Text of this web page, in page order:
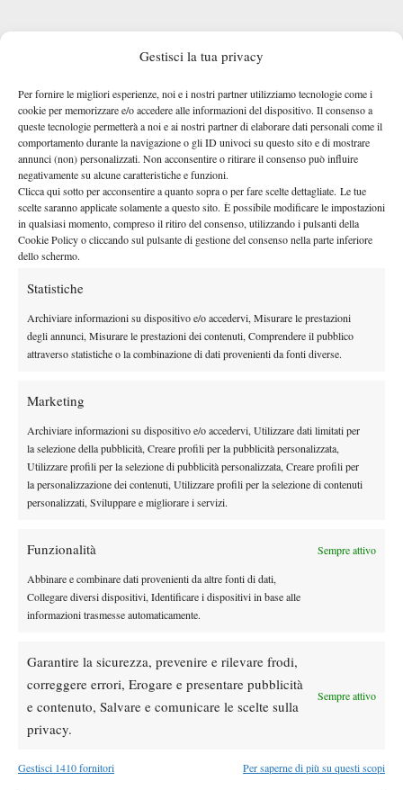
Gestisci la tua privacy
Per fornire le migliori esperienze, noi e i nostri partner utilizziamo tecnologie come i
cookie per memorizzare e/o accedere alle informazioni del dispositivo. Il consenso a
queste tecnologie permetterà a noi e ai nostri partner di elaborare dati personali come il
comportamento durante la navigazione o gli ID univoci su questo sito e di mostrare
annunci (non) personalizzati. Non acconsentire o ritirare il consenso può influire
negativamente su alcune caratteristiche e funzioni.
Clicca qui sotto per acconsentire a quanto sopra o per fare scelte dettagliate. Le tue
scelte saranno applicate solamente a questo sito. È possibile modificare le impostazioni
in qualsiasi momento, compreso il ritiro del consenso, utilizzando i pulsanti della
Cookie Policy o cliccando sul pulsante di gestione del consenso nella parte inferiore
dello schermo.
Statistiche
Archiviare informazioni su dispositivo e/o accedervi, Misurare le prestazioni
degli annunci, Misurare le prestazioni dei contenuti, Comprendere il pubblico
attraverso statistiche o la combinazione di dati provenienti da fonti diverse.
Marketing
Archiviare informazioni su dispositivo e/o accedervi, Utilizzare dati limitati per
la selezione della pubblicità, Creare profili per la pubblicità personalizzata,
Utilizzare profili per la selezione di pubblicità personalizzata, Creare profili per
la personalizzazione dei contenuti, Utilizzare profili per la selezione di contenuti
personalizzati, Sviluppare e migliorare i servizi.
Funzionalità Sempre attivo
Abbinare e combinare dati provenienti da altre fonti di dati,
Collegare diversi dispositivi, Identificare i dispositivi in base alle
informazioni trasmesse automaticamente.
Garantire la sicurezza, prevenire e rilevare frodi,
correggere errori, Erogare e presentare pubblicità
e contenuto, Salvare e comunicare le scelte sulla
privacy.
Sempre attivo
Gestisci 1410 fornitori Per saperne di più su questi scopi
TAGGED: Junior Lemon Bowl Lemon Bowl 2012
Lemon Bowl Babolat Niccolò Sanna Tennis Tennis Giovanile
Nessun commento
Devi essereconnessoper inviare un commento.
Masters 1000 Montreal 2026: programma,
orario e ordine di gioco venerdì 7 agosto.
Arnaldi apre sul Centrale
Atp News
Atp News
Masters 1000 Montreal 2026: medical time
News Wta
WTA 1000 Toronto 2026: pioggia pesante,